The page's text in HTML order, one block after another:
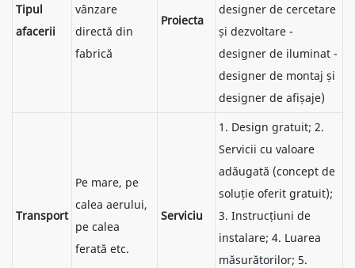
Tipul
afacerii
vânzare
directă din
fabrică
Proiecta
designer de cercetare
și dezvoltare -
designer de iluminat -
designer de montaj și
designer de afișaje)
Transport
Pe mare, pe
calea aerului,
pe calea
ferată etc.
Serviciu
1. Design gratuit; 2.
Servicii cu valoare
adăugată (concept de
soluție oferit gratuit);
3. Instrucțiuni de
instalare; 4. Luarea
măsurătorilor; 5.